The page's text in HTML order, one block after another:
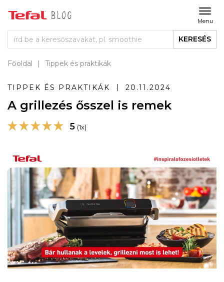
Menu
KERESÉS
Főoldal Tippek és praktikák
TIPPEK ÉS PRAKTIKÁK 20.11.2024
A grillezés ősszel is remek
5 (1x)